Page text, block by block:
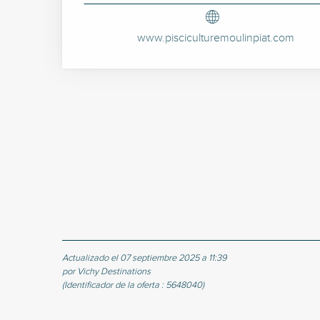
www.pisciculturemoulinpiat.com
Actualizado el 07 septiembre 2025 a 11:39
por Vichy Destinations
(Identificador de la oferta : 5648040)